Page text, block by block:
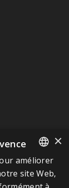
FRENCH
×
améliorer
site Web,